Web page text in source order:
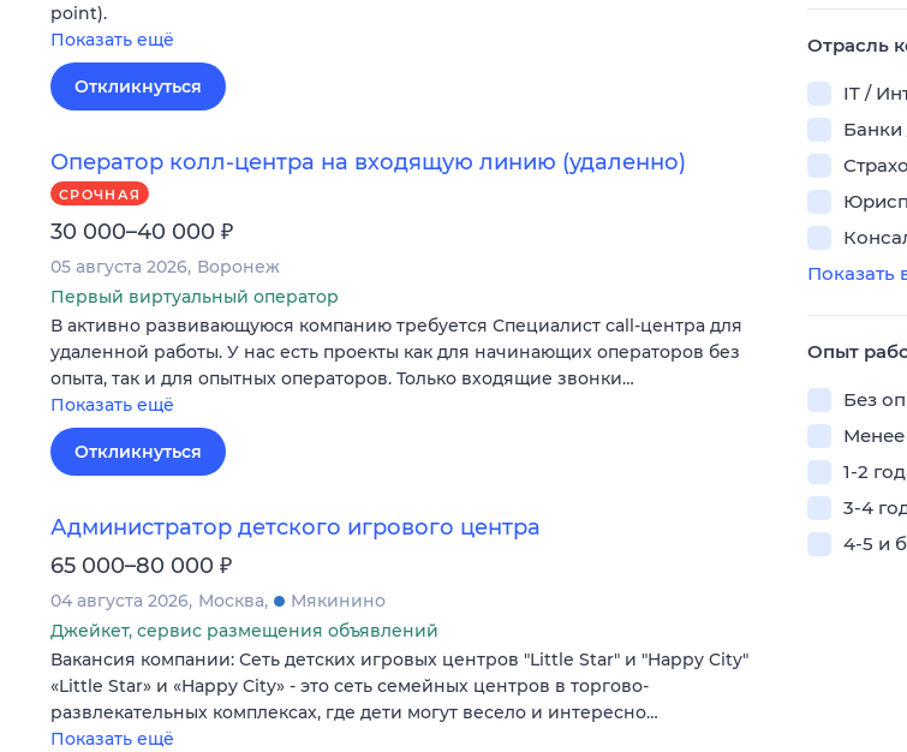
point).
Показать ещё
Откликнуться
Оператор колл-центра на входящую линию (удаленно)
СРОЧНАЯ
30 000–40 000 ₽
05 августа 2026 Воронеж
Первый виртуальный оператор
В активно развивающуюся компанию требуется Специалист call-центра для
удаленной работы. У нас есть проекты как для начинающих операторов без
опыта, так и для опытных операторов. Только входящие звонки…
Показать ещё
Откликнуться
Администратор детского игрового центра
65 000–80 000 ₽
04 августа 2026 Москва
Мякинино
Джейкет, сервис размещения объявлений
Вакансия компании: Сеть детских игровых центров "Little Star" и "Happy City"
«Little Star» и «Happy City» - это сеть семейных центров в торгово-
развлекательных комплексах, где дети могут весело и интересно…
Показать ещё
Отрасль
IT /
Банки
Показать
Опыт
Без
Менее
1-2
3-4
4-5 и